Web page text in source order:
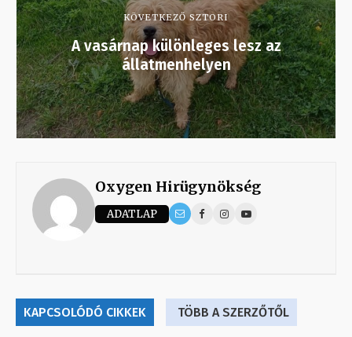
KÖVETKEZŐ SZTORI
A vasárnap különleges lesz az
állatmenhelyen
Oxygen Hirügynökség
ADATLAP
KAPCSOLÓDÓ CIKKEK TÖBB A SZERZŐTŐL